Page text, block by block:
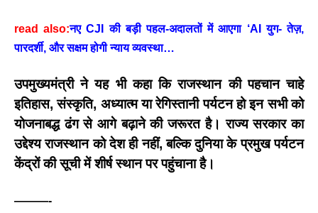
read also:नए CJI की बड़ी पहल-अदालतों में आएगा ‘AI युग- तेज़,
पारदर्शी, और सक्षम होगी न्याय व्यवस्था…
उपमुख्यमंत्री ने यह भी कहा कि राजस्थान की पहचान चाहे
इतिहास, संस्कृति, अध्यात्म या रेगिस्तानी पर्यटन हो इन सभी को
योजनाबद्ध ढंग से आगे बढ़ाने की जरूरत है। राज्य सरकार का
उद्देश्य राजस्थान को देश ही नहीं, बल्कि दुनिया के प्रमुख पर्यटन
केंद्रों की सूची में शीर्ष स्थान पर पहुंचाना है।
———-
BREAKING NEWS